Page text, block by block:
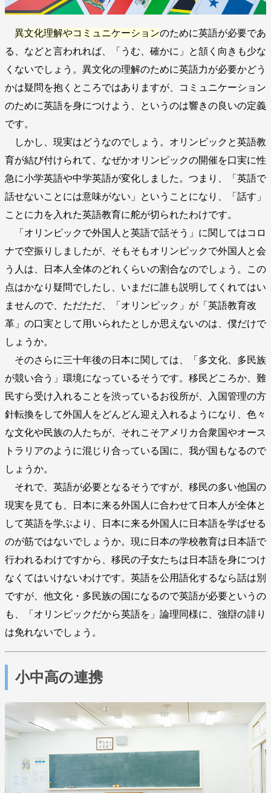
異文化理解やコミュニケーションのために英語が必要であ
る、などと言われれば、「うむ、確かに」と頷く向きも少な
くないでしょう。異文化の理解のために英語力が必要かどう
かは疑問を抱くところではありますが、コミュニケーション
のために英語を身につけよう、というのは響きの良いの定義
です。
しかし、現実はどうなのでしょう。オリンピックと英語教
育が結び付けられて、なぜかオリンピックの開催を口実に性
急に小学英語や中学英語が変化しました。つまり、「英語で
話せないことには意味がない」ということになり、「話す」
ことに力を入れた英語教育に舵が切られたわけです。
「オリンピックで外国人と英語で話そう」に関してはコロ
ナで空振りしましたが、そもそもオリンピックで外国人と会
う人は、日本人全体のどれくらいの割合なのでしょう。この
点はかなり疑問でしたし、いまだに誰も説明してくれてはい
ませんので、ただただ、「オリンピック」が「英語教育改
革」の口実として用いられたとしか思えないのは、僕だけで
しょうか。
そのさらに三十年後の日本に関しては、「多文化、多民族
が競い合う」環境になっているそうです。移民どころか、難
民すら受け入れることを渋っているお役所が、入国管理の方
針転換をして外国人をどんどん迎え入れるようになり、色々
な文化や民族の人たちが、それこそアメリカ合衆国やオース
トラリアのように混じり合っている国に、我が国もなるので
しょうか。
それで、英語が必要となるそうですが、移民の多い他国の
現実を見ても、日本に来る外国人に合わせて日本人が全体と
して英語を学ぶより、日本に来る外国人に日本語を学ばせる
のが筋ではないでしょうか。現に日本の学校教育は日本語で
行われるわけですから、移民の子女たちは日本語を身につけ
なくてはいけないわけです。英語を公用語化するなら話は別
ですが、他文化・多民族の国になるので英語が必要というの
も、「オリンピックだから英語を」論理同様に、強辯の誹り
は免れないでしょう。
小中高の連携